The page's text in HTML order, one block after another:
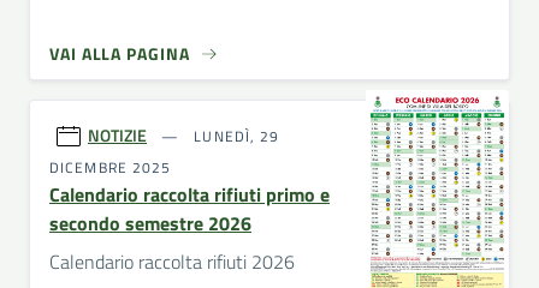
VAI ALLA PAGINA
NOTIZIE
LUNEDÌ, 29
DICEMBRE 2025
Calendario raccolta rifiuti primo e
secondo semestre 2026
Calendario raccolta rifiuti 2026